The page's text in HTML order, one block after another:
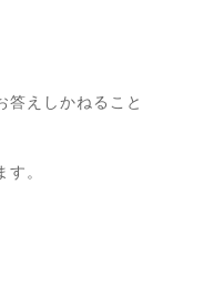
答えしかねること
。